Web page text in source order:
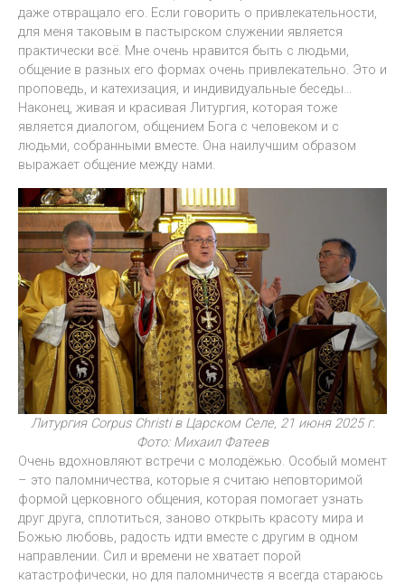
даже отвращало его. Если говорить о привлекательности,
для меня таковым в пастырском служении является
практически всё. Мне очень нравится быть с людьми,
общение в разных его формах очень привлекательно. Это и
проповедь, и катехизация, и индивидуальные беседы…
Наконец, живая и красивая Литургия, которая тоже
является диалогом, общением Бога с человеком и с
людьми, собранными вместе. Она наилучшим образом
выражает общение между нами.
Литургия Corpus Christi в Царском Селе, 21 июня 2025 г.
Фото: Михаил Фатеев
Очень вдохновляют встречи с молодёжью. Особый момент
– это паломничества, которые я считаю неповторимой
формой церковного общения, которая помогает узнать
друг друга, сплотиться, заново открыть красоту мира и
Божью любовь, радость идти вместе с другим в одном
направлении. Сил и времени не хватает порой
катастрофически, но для паломничеств я всегда стараюсь